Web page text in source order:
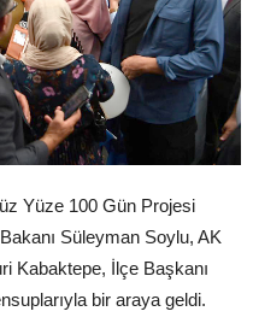
Yüze 100 Gün Projesi
Süleyman Soylu, AK
Kabaktepe, İlçe Başkanı
bir araya geldi.